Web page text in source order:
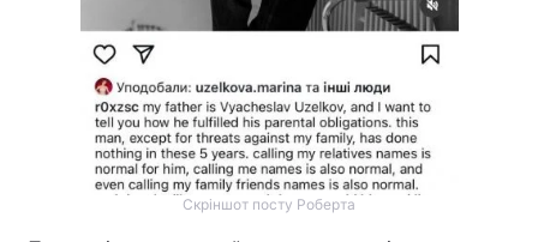
Скріншот посту Роберта